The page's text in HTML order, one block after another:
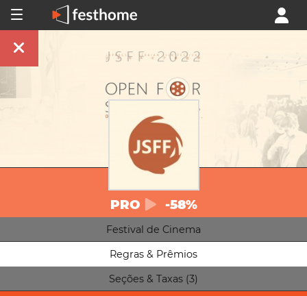
PRO -58%
Festival de Cinema
Regras & Prêmios
Seções & Taxas (3)